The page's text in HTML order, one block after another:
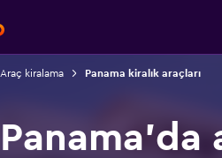
Araç kiralama Panama kiralık araçları
Panama'da